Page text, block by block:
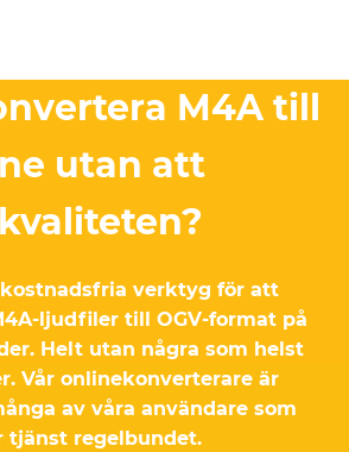
M4A till
utan att
verktyg för att
ljudfiler till OGV-format på
Helt utan några som helst
Vår onlinekonverterare är
av våra användare som
tjänst regelbundet.